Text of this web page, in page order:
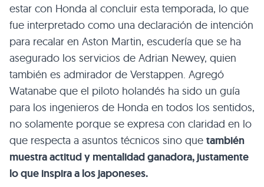
estar con Honda al concluir esta temporada, lo que
fue interpretado como una declaración de intención
para recalar en Aston Martin, escudería que se ha
asegurado los servicios de Adrian Newey, quien
también es admirador de Verstappen. Agregó
Watanabe que el piloto holandés ha sido un guía
para los ingenieros de Honda en todos los sentidos,
no solamente porque se expresa con claridad en lo
que respecta a asuntos técnicos sino que también
muestra actitud y mentalidad ganadora, justamente
lo que inspira a los japoneses.